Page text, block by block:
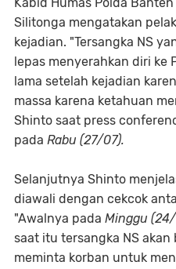
Silitonga mengatakan
kejadian. "Tersangka NS
lepas menyerahkan diri ke
lama setelah kejadian
massa karena ketahuan
Shinto saat press
pada Rabu (27/07).
Selanjutnya Shinto
diawali dengan cekcok
"Awalnya pada Minggu
saat itu tersangka NS
meminta korban untuk